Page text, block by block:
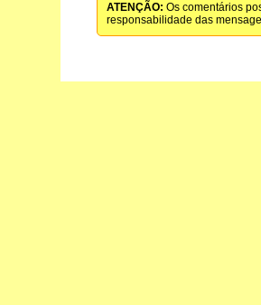
ATENÇÃO: Os comentários
responsabilidade das